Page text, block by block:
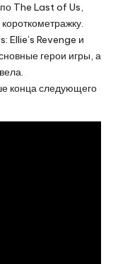
The Last of Us,
Ellie’s Revenge и
герои игры, а
конца следующего